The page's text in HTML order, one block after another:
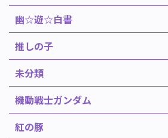
幽☆遊☆白書
推しの子
未分類
機動戦士ガンダム
紅の豚